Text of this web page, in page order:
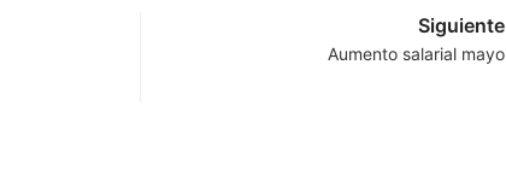
Siguiente
Aumento salarial mayo